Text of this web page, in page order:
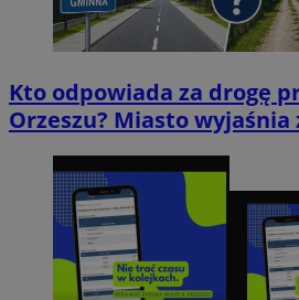
Kto odpowiada za drogę
Orzeszu? Miasto wyjaśnia